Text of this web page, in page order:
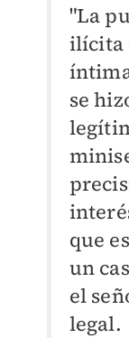
"La
ilícita
se
que
un
el
legal.